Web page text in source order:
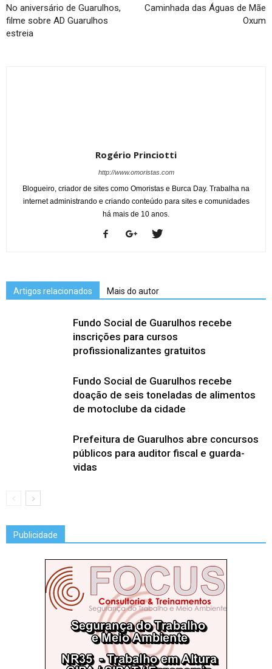
No aniversário de Guarulhos,
filme sobre AD Guarulhos
estreia
Caminhada das Águas de Mãe
Oxum
Rogério Princiotti
http://www.omoristas.com
Blogueiro, criador de sites como Omoristas e Burca Day. Trabalha na
internet administrando e criando conteúdo para sites e comunidades
há mais de 10 anos.
Artigos relacionados Mais do autor
Fundo Social de Guarulhos recebe
inscrições para cursos
profissionalizantes gratuitos
Fundo Social de Guarulhos recebe
doação de seis toneladas de alimentos
de motoclube da cidade
Prefeitura de Guarulhos abre concursos
públicos para auditor fiscal e guarda-
vidas
Publicidade